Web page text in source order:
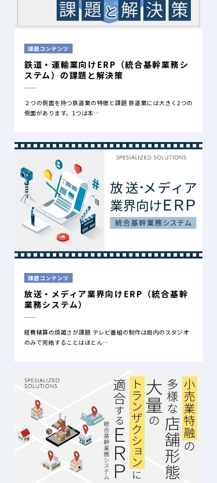
課題コンテンツ
鉄道・運輸業向けERP（統合基幹業務シ
ステム）の課題と解決策
２つの側面を持つ鉄道業の特徴と課題 鉄道業には大きく2つの
側面があります。1つは本…
課題コンテンツ
放送・メディア業界向けERP（統合基幹
業務システム）
経費精算の煩雑さが課題 テレビ番組の制作は局内のスタジオ
のみで完結することはほとん…